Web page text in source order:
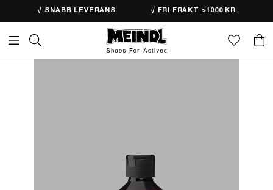
√ SNABB LEVERANS √ FRI FRAKT >1000 KR